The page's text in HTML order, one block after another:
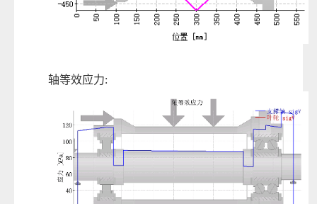
轴等效应力: